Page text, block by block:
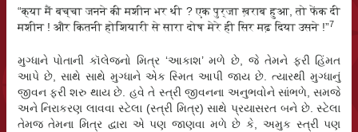
“क्या मैं बच्चा जनने की मशीन भर थी ? एक पुर्जा ख़राब हुआ, तो फेंक दी
मशीन ! और कितनी होशियारी से सारा दोष मेरे ही सिर मढ़ दिया उसने !”7
મુગ્ધાને પોતાની કૉલેજનો મિત્ર ‘આકાશ’ મળે છે, જે તેમને ફરી હિંમત
આપે છે, સાથે સાથે મુગ્ધાને એક સ્મિત આપી જાય છે. ત્યારથી મુગ્ધાનું
જીવન ફરી શરુ થાય છે. હવે તે સ્ત્રી જીવનના અનુભવોને સાંભળે, સમજે
અને નિરાકરણ લાવવા સ્ટેલા (સ્ત્રી મિત્ર) સાથે પ્રયાસરત બને છે. સ્ટેલા
તેમજ તેમના મિત્ર દ્વારા એ પણ જાણવા મળે છે કે, અમુક સ્ત્રી પણ